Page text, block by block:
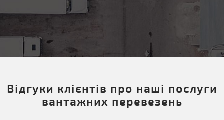
Відгуки клієнтів про наші послуги
вантажних перевезень